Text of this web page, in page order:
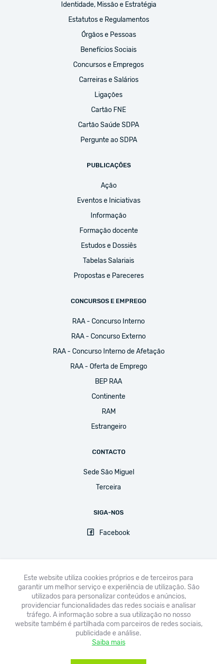
Identidade, Missão e Estratégia
Estatutos e Regulamentos
Órgãos e Pessoas
Benefícios Sociais
Concursos e Empregos
Carreiras e Salários
Ligações
Cartão FNE
Cartão Saúde SDPA
Pergunte ao SDPA
PUBLICAÇÕES
Ação
Eventos e Iniciativas
Informação
Formação docente
Estudos e Dossiês
Tabelas Salariais
Propostas e Pareceres
CONCURSOS E EMPREGO
RAA - Concurso Interno
RAA - Concurso Externo
RAA - Concurso Interno de Afetação
RAA - Oferta de Emprego
BEP RAA
Continente
RAM
Estrangeiro
CONTACTO
Sede São Miguel
Terceira
SIGA-NOS
Facebook
FNE UGT CPLP-SE CSEE-ETUCE EI-IE CSI
Avisos legais & Política de Privacidade
Copyright © 2020 Sindicato Democrático dos Professores dos Açores -
Este website utiliza cookies próprios e de terceiros para
garantir um melhor serviço e experiência de utilização. São
utilizados para personalizar conteúdos e anúncios,
providenciar funcionalidades das redes sociais e analisar
tráfego. A informação sobre a sua utilização no nosso
website também é partilhada com parceiros de redes sociais,
publicidade e análise.
Saiba mais